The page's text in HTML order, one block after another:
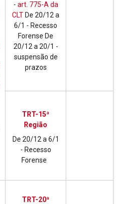
- art. 775-A da
CLT De 20/12 a
6/1 - Recesso
Forense De
20/12 a 20/1 -
suspensão de
prazos
TRT-15ª
Região
De 20/12 a 6/1
- Recesso
Forense
TRT-20ª